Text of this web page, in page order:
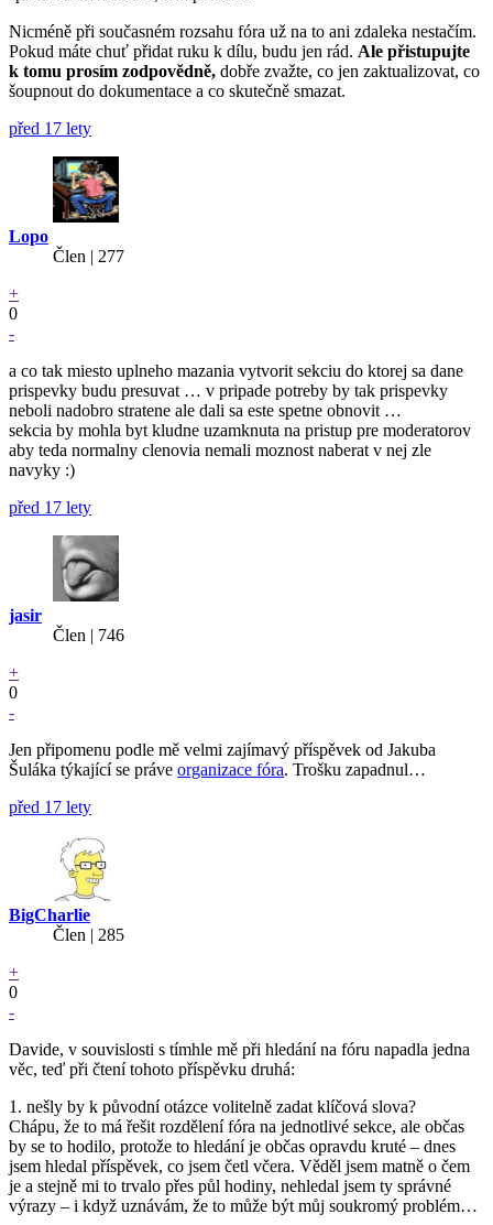
Nicméně při současném rozsahu fóra už na to ani zdaleka nestačím.
Pokud máte chuť přidat ruku k dílu, budu jen rád. Ale přistupujte
k tomu prosím zodpovědně, dobře zvažte, co jen zaktualizovat, co
šoupnout do dokumentace a co skutečně smazat.
před 17 lety
Lopo
Člen | 277
+
0
-
a co tak miesto uplneho mazania vytvorit sekciu do ktorej sa dane
prispevky budu presuvat … v pripade potreby by tak prispevky
neboli nadobro stratene ale dali sa este spetne obnovit …
sekcia by mohla byt kludne uzamknuta na pristup pre moderatorov
aby teda normalny clenovia nemali moznost naberat v nej zle
navyky :)
před 17 lety
jasir
Člen | 746
+
0
-
Jen připomenu podle mě velmi zajímavý příspěvek od Jakuba
Šuláka týkající se práve organizace fóra. Trošku zapadnul…
před 17 lety
BigCharlie
Člen | 285
+
0
-
Davide, v souvislosti s tímhle mě při hledání na fóru napadla jedna
věc, teď při čtení tohoto příspěvku druhá:
1. nešly by k původní otázce volitelně zadat klíčová slova?
Chápu, že to má řešit rozdělení fóra na jednotlivé sekce, ale občas
by se to hodilo, protože to hledání je občas opravdu kruté – dnes
jsem hledal příspěvek, co jsem četl včera. Věděl jsem matně o čem
je a stejně mi to trvalo přes půl hodiny, nehledal jsem ty správné
výrazy – i když uznávám, že to může být můj soukromý problém…